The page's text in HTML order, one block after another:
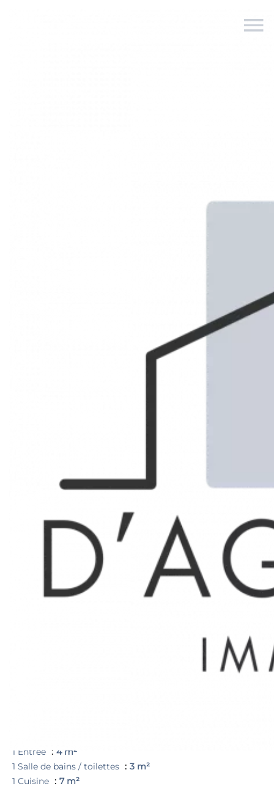
Marseille 13ème
Description
T2 ST JUST 13ème - 38.22 m2 LC
Bien placé - Rue Alphonse Daudet sans vis à vis - vue sur
la petite place de l'église - lumineux - proche toute
les honoraires d'agence sont compris dans le prix et à la
1 Entrée
4 m²
1 Salle de bains / toilettes
3 m²
1 Cuisine
7 m²